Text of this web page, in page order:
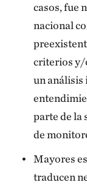
casos, fue
nacional
criterios y/
un análisis
parte de la
de
Mayores
traducen